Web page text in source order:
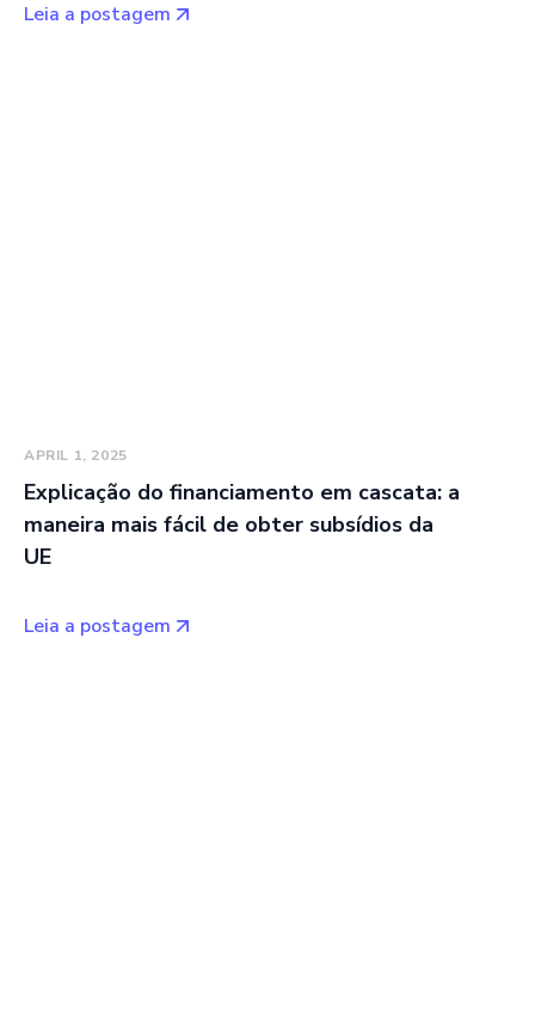
Leia a postagem
APRIL 1, 2025
Explicação do financiamento em cascata: a
maneira mais fácil de obter subsídios da
UE
Leia a postagem